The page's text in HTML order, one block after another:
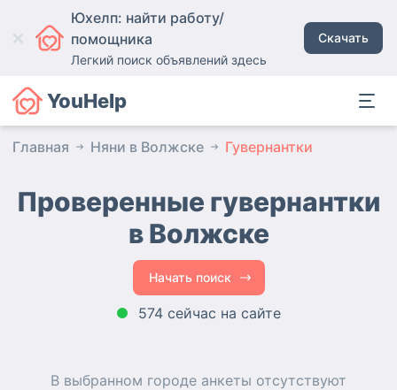
Юхелп: найти работу/
помощника
Легкий поиск объявлений здесь
Скачать
YouHelp
Главная Няни в Волжске Гувернантки
Проверенные гувернантки
в Волжске
Начать поиск
574 сейчас на сайте
В выбранном городе анкеты отсутствуют